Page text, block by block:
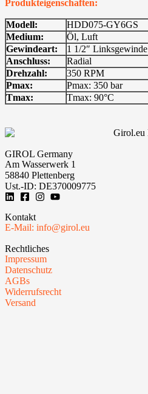
Produkteigenschaften:
Modell:
HDD075-GY6GS
Medium:
Öl, Luft
Gewindeart:
1 1/2″ Linksgewinde
Anschluss:
Radial
Drehzahl:
350 RPM
Pmax:
Pmax: 350 bar
Tmax:
Tmax: 90°C
GIROL Germany
Am Wasserwerk 1
58840 Plettenberg
Ust.-ID: DE370009775
Kontakt
E-Mail: info@girol.eu
Rechtliches
Impressum
Datenschutz
AGBs
Widerrufsrecht
Versand